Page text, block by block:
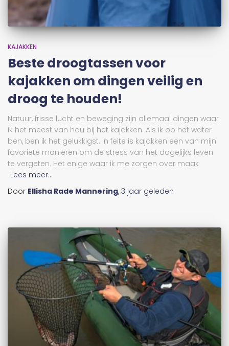
KAJAKKEN
Beste droogtassen voor
kajakken om dingen veilig en
droog te houden!
Natuur, frisse lucht en beweging zijn allemaal dingen waar
ik het meest van hou bij het kajakken. Als ik op het water
ben, ben ik het gelukkigst. In feite is kajakken een van mijn
favoriete manieren om de stress van het dagelijks leven
te vergeten. Het enige waar ik me zorgen over maak
Lees meer...
Door Ellisha Rade Mannering, 3 jaar geleden